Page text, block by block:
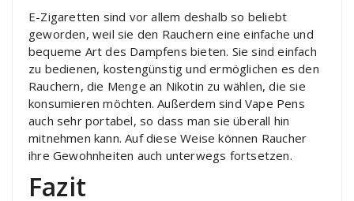
E-Zigaretten sind vor allem deshalb so beliebt
geworden, weil sie den Rauchern eine einfache und
bequeme Art des Dampfens bieten. Sie sind einfach
zu bedienen, kostengünstig und ermöglichen es den
Rauchern, die Menge an Nikotin zu wählen, die sie
konsumieren möchten. Außerdem sind Vape Pens
auch sehr portabel, so dass man sie überall hin
mitnehmen kann. Auf diese Weise können Raucher
ihre Gewohnheiten auch unterwegs fortsetzen.
Fazit